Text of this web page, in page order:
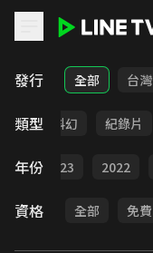
LINE TV - 電影
發行 全部 台灣
類型
劇情 科幻 紀錄片
年份 2023 2022
資格 全部 免費